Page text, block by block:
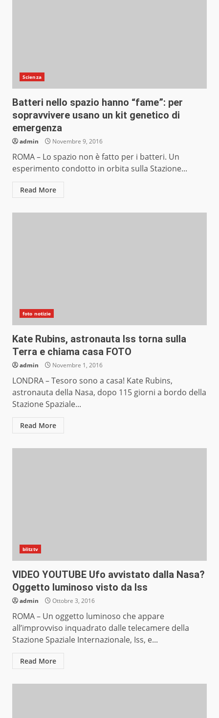
Scienza
Batteri nello spazio hanno “fame”: per
sopravvivere usano un kit genetico di
emergenza
admin Novembre 9, 2016
ROMA – Lo spazio non è fatto per i batteri. Un
esperimento condotto in orbita sulla Stazione...
Read More
foto notizie
Kate Rubins, astronauta Iss torna sulla
Terra e chiama casa FOTO
admin Novembre 1, 2016
LONDRA – Tesoro sono a casa! Kate Rubins,
astronauta della Nasa, dopo 115 giorni a bordo della
Stazione Spaziale...
Read More
blitztv
VIDEO YOUTUBE Ufo avvistato dalla Nasa?
Oggetto luminoso visto da Iss
admin Ottobre 3, 2016
ROMA – Un oggetto luminoso che appare
all’improvviso inquadrato dalle telecamere della
Stazione Spaziale Internazionale, Iss, e...
Read More